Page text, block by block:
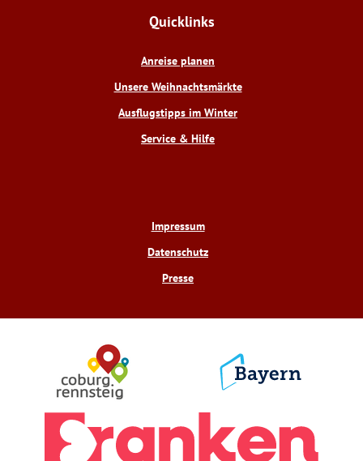
e
e
s
t
t
u
e
m
Quicklinks
Anreise planen
Unsere Weihnachtsmärkte
Ausflugstipps im Winter
Service & Hilfe
Impressum
Datenschutz
Presse